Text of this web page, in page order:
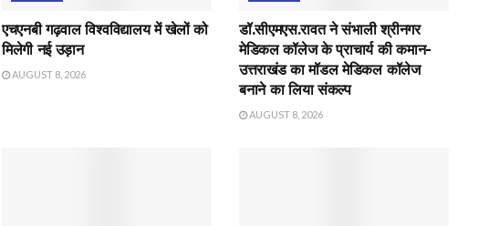
एचएनबी गढ़वाल विश्वविद्यालय में खेलों को
मिलेगी नई उड़ान
AUGUST 8, 2026
डॉ.सीएमएस.रावत ने संभाली श्रीनगर
मेडिकल कॉलेज के प्राचार्य की कमान-
उत्तराखंड का मॉडल मेडिकल कॉलेज
बनाने का लिया संकल्प
AUGUST 8, 2026